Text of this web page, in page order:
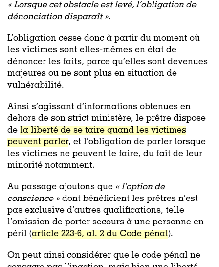
«Lorsque cet obstacle est levé, l’obligation de
dénonciation disparaît ».
L’obligation cesse donc à partir du moment où
les victimes sont elles-mêmes en état de
dénoncer les faits, parce qu’elles sont devenues
majeures ou ne sont plus en situation de
vulnérabilité.
Ainsi s’agissant d’informations obtenues en
dehors de son strict ministère, le prêtre dispose
de la liberté de se taire quand les victimes
peuvent parler, et l’obligation de parler lorsque
les victimes ne peuvent le faire, du fait de leur
minorité notamment.
Au passage ajoutons que « l’option de
conscience » dont bénéficient les prêtres n’est
pas exclusive d’autres qualifications, telle
l’omission de porter secours à une personne en
péril (article 223-6, al. 2 du Code pénal).
On peut ainsi considérer que le code pénal ne